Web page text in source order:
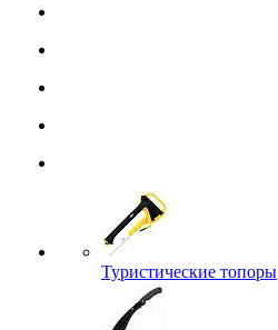
Туристические топоры